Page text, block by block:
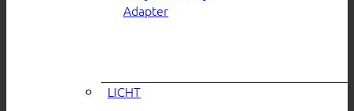
Adapter
LICHT